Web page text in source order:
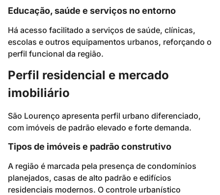
Educação, saúde e serviços no entorno
Há acesso facilitado a serviços de saúde, clínicas,
escolas e outros equipamentos urbanos, reforçando o
perfil funcional da região.
Perfil residencial e mercado
imobiliário
São Lourenço apresenta perfil urbano diferenciado,
com imóveis de padrão elevado e forte demanda.
Tipos de imóveis e padrão construtivo
A região é marcada pela presença de condomínios
planejados, casas de alto padrão e edifícios
residenciais modernos. O controle urbanístico